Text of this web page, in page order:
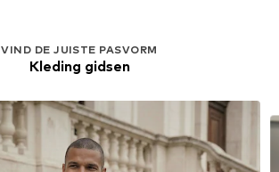
VIND DE JUISTE PASVORM
Kleding gidsen